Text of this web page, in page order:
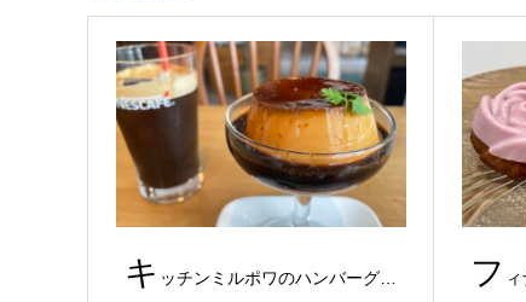
キ ッチンミルポワのハンバーグ… フ